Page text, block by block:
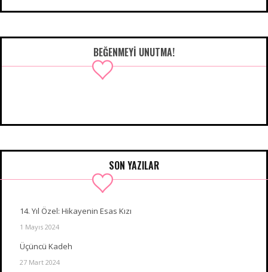
BEĞENMEYI UNUTMA!
SON YAZILAR
14. Yıl Özel: Hikayenin Esas Kızı
1 Mayıs 2024
Üçüncü Kadeh
27 Mart 2024